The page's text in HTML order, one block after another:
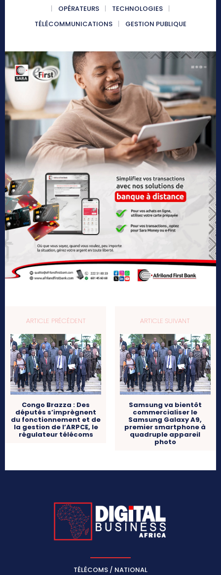
OPÉRATEURS
TECHNOLOGIES
TÉLÉCOMMUNICATIONS
GESTION PUBLIQUE
ARTICLE PRÉCÉDENT
Congo Brazza : Des
députés s’imprègnent
du fonctionnement et de
la gestion de l’ARPCE, le
régulateur télécoms
ARTICLE SUIVANT
Samsung va bientôt
commercialiser le
Samsung Galaxy A9,
premier smartphone à
quadruple appareil
photo
TÉLÉCOMS / NATIONAL